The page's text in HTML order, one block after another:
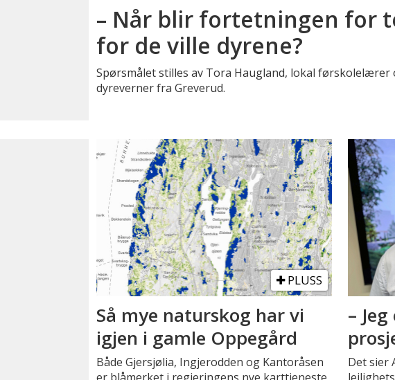
– Når blir fortetningen for
for de ville dyrene?
Spørsmålet stilles av Tora Haugland, lokal førskolelærer
dyreverner fra Greverud.
PLUSS
Så mye naturskog har vi
igjen i gamle Oppegård
Både Gjersjølia, Ingjerodden og Kantoråsen
–
Det sier